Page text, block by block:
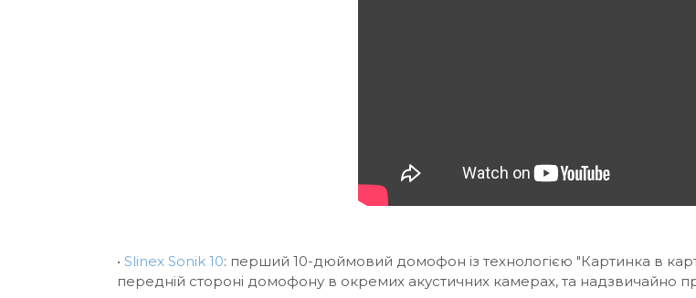
• Slinex Sonik 10: перший 10-дюймовий домофон із технологією "Картинка в
передній стороні домофону в окремих акустичних камерах, та